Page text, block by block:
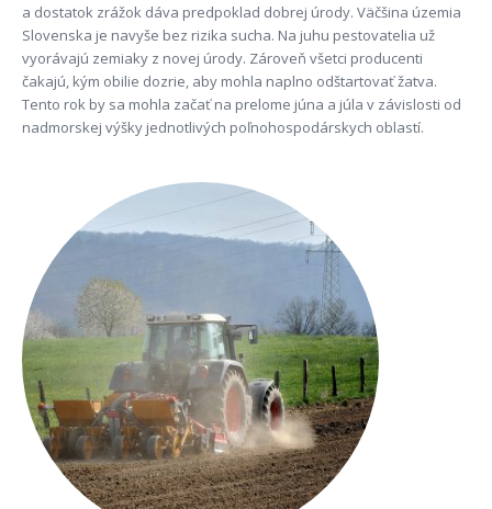
a dostatok zrážok dáva predpoklad dobrej úrody. Väčšina územia
Slovenska je navyše bez rizika sucha. Na juhu pestovatelia už
vyorávajú zemiaky z novej úrody. Zároveň všetci producenti
čakajú, kým obilie dozrie, aby mohla naplno odštartovať žatva.
Tento rok by sa mohla začať na prelome júna a júla v závislosti od
nadmorskej výšky jednotlivých poľnohospodárskych oblastí.